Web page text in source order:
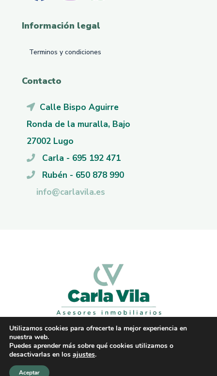
Información legal
Terminos y condiciones
Contacto
Calle Bispo Aguirre
Ronda de la muralla, Bajo
27002 Lugo
Carla - 695 192 471
Rubén - 650 878 990
info@carlavila.es
© Carla Vila - Todos los derechos reservados
Utilizamos cookies para ofrecerte la mejor experiencia en
nuestra web.
Puedes aprender más sobre qué cookies utilizamos o
desactivarlas en los ajustes.
Aceptar